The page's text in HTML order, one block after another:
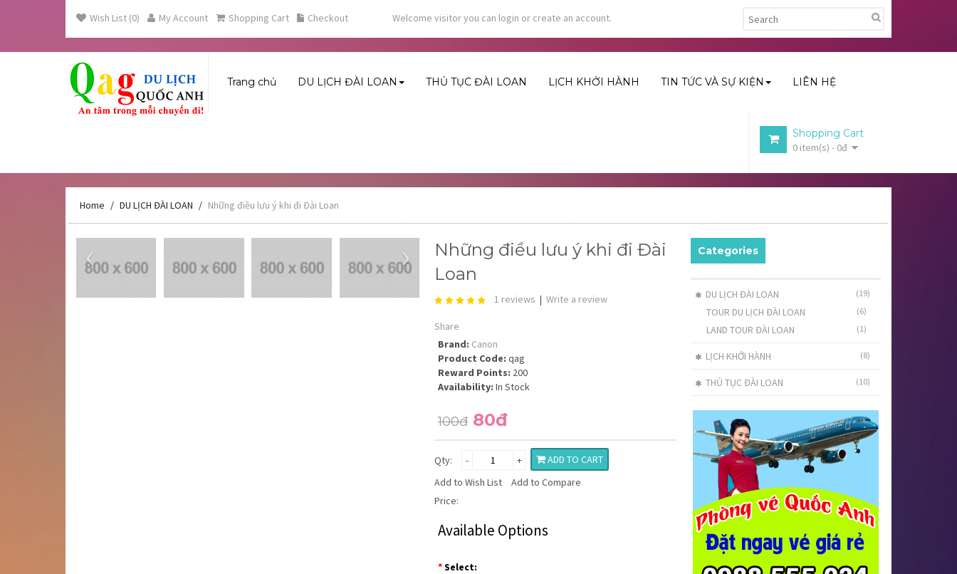
Wish List (0) My Account Shopping Cart Checkout Welcome visitor you can login or create an account.
Trang chủ DU LỊCH ĐÀI LOAN THỦ TỤC ĐÀI LOAN LỊCH KHỞI HÀNH TIN TỨC VÀ SỰ KIỆN LIÊN HỆ
Shopping Cart
0 item(s) - 0đ
Home DU LỊCH ĐÀI LOAN Những điều lưu ý khi đi Đài Loan
‹ ›
Những điều lưu ý khi đi Đài
Loan
1 reviews |Write a review
Share
Brand: Canon
Product Code: qag
Reward Points: 200
Availability: In Stock
100đ 80đ
Qty: - +
ADD TO CART
Add to Wish List
Add to Compare
Price:
Available Options
*Select:
Categories
DU LỊCH ĐÀI LOAN (19)
TOUR DU LỊCH ĐÀI LOAN (6)
LAND TOUR ĐÀI LOAN (1)
LỊCH KHỞI HÀNH (8)
THỦ TỤC ĐÀI LOAN (10)